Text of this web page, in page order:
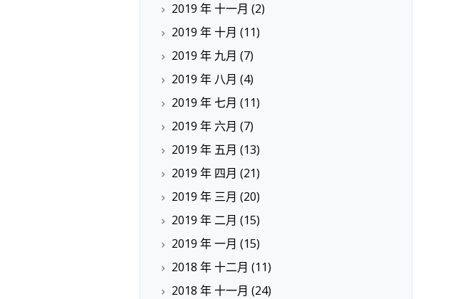
2019 年 十一月 (2)
2019 年 十月 (11)
2019 年 九月 (7)
2019 年 八月 (4)
2019 年 七月 (11)
2019 年 六月 (7)
2019 年 五月 (13)
2019 年 四月 (21)
2019 年 三月 (20)
2019 年 二月 (15)
2019 年 一月 (15)
2018 年 十二月 (11)
2018 年 十一月 (24)